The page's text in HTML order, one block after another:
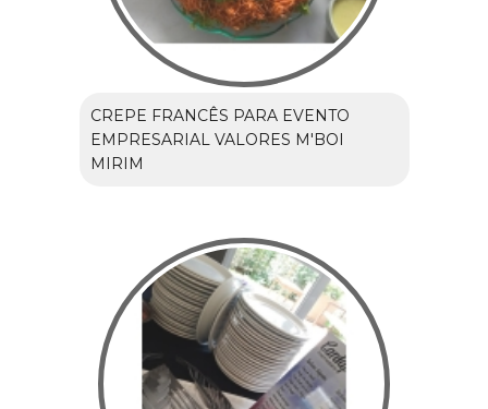
CREPE FRANCÊS PARA EVENTO
EMPRESARIAL VALORES M'BOI
MIRIM